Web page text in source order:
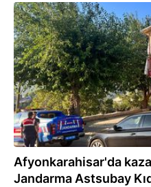
31.07.2023
Afyonkarahisar'da
Jandarma Astsubay